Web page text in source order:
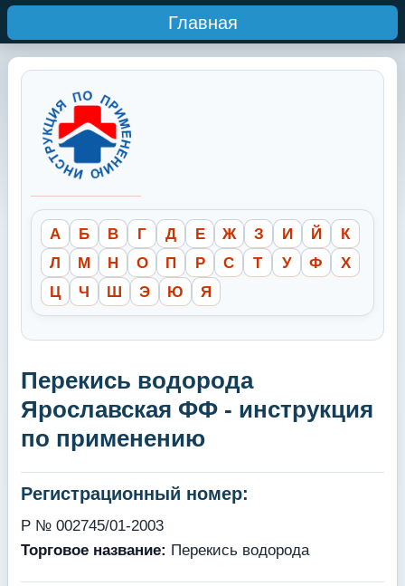
Главная
А Б В Г Д Е Ж З И Й
К
Л
М Н О П Р С Т У Ф
Х
Ц
Ч Ш Э Ю Я
Перекись водорода
Ярославская ФФ - инструкция
по применению
Регистрационный номер:
Р № 002745/01-2003
Торговое название: Перекись водорода